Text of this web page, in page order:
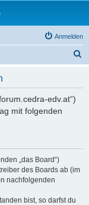
Anmelden
edv.at“)
mit folgenden
„das Board“)
des Boards ab (im
nachfolgenden
bist, so darfst du